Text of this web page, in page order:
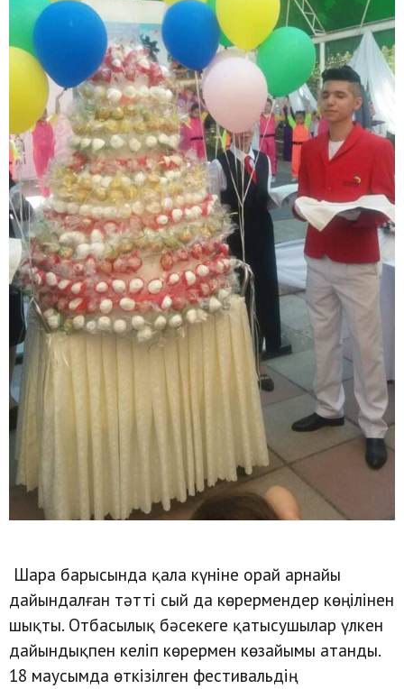
Шара барысында қала күніне орай арнайы
дайындалған тәтті сый да көрермендер көңілінен
шықты. Отбасылық бәсекеге қатысушылар үлкен
дайындықпен келіп көрермен көзайымы атанды.
18 маусымда өткізілген фестивальдің